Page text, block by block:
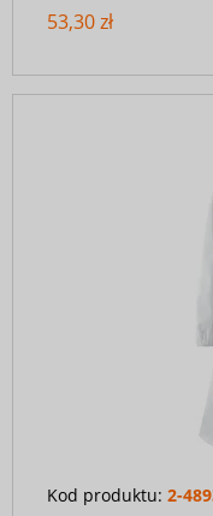
53,30 zł
Kod produktu: 2-